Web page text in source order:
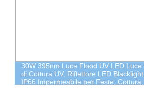
30W 395nm Luce Flood UV LED Luce
di Cottura UV, Riflettore LED Blacklight
IP66 Impermeabile per Feste, Cottura,